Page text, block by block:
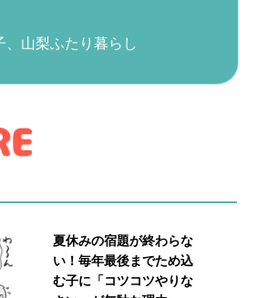
、山梨ふたり暮らし
夏休みの宿題が終わらな
い！毎年最後までため込
む子に「コツコツやりな